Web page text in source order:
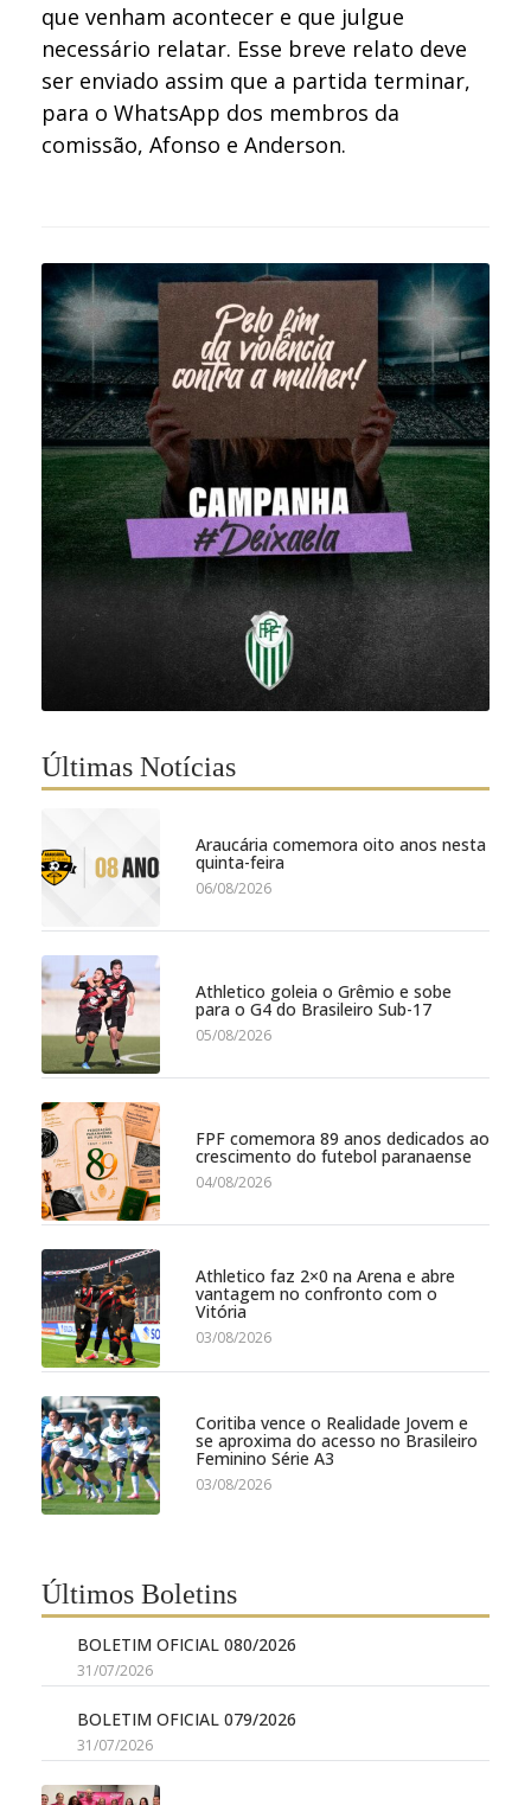
que venham acontecer e que julgue
necessário relatar. Esse breve relato deve
ser enviado assim que a partida terminar,
para o WhatsApp dos membros da
comissão, Afonso e Anderson.
Últimas Notícias
Araucária comemora oito anos nesta
quinta-feira
06/08/2026
Athletico goleia o Grêmio e sobe
para o G4 do Brasileiro Sub-17
05/08/2026
FPF comemora 89 anos dedicados ao
crescimento do futebol paranaense
04/08/2026
Athletico faz 2×0 na Arena e abre
vantagem no confronto com o
Vitória
03/08/2026
Coritiba vence o Realidade Jovem e
se aproxima do acesso no Brasileiro
Feminino Série A3
03/08/2026
Últimos Boletins
BOLETIM OFICIAL 080/2026
31/07/2026
BOLETIM OFICIAL 079/2026
31/07/2026